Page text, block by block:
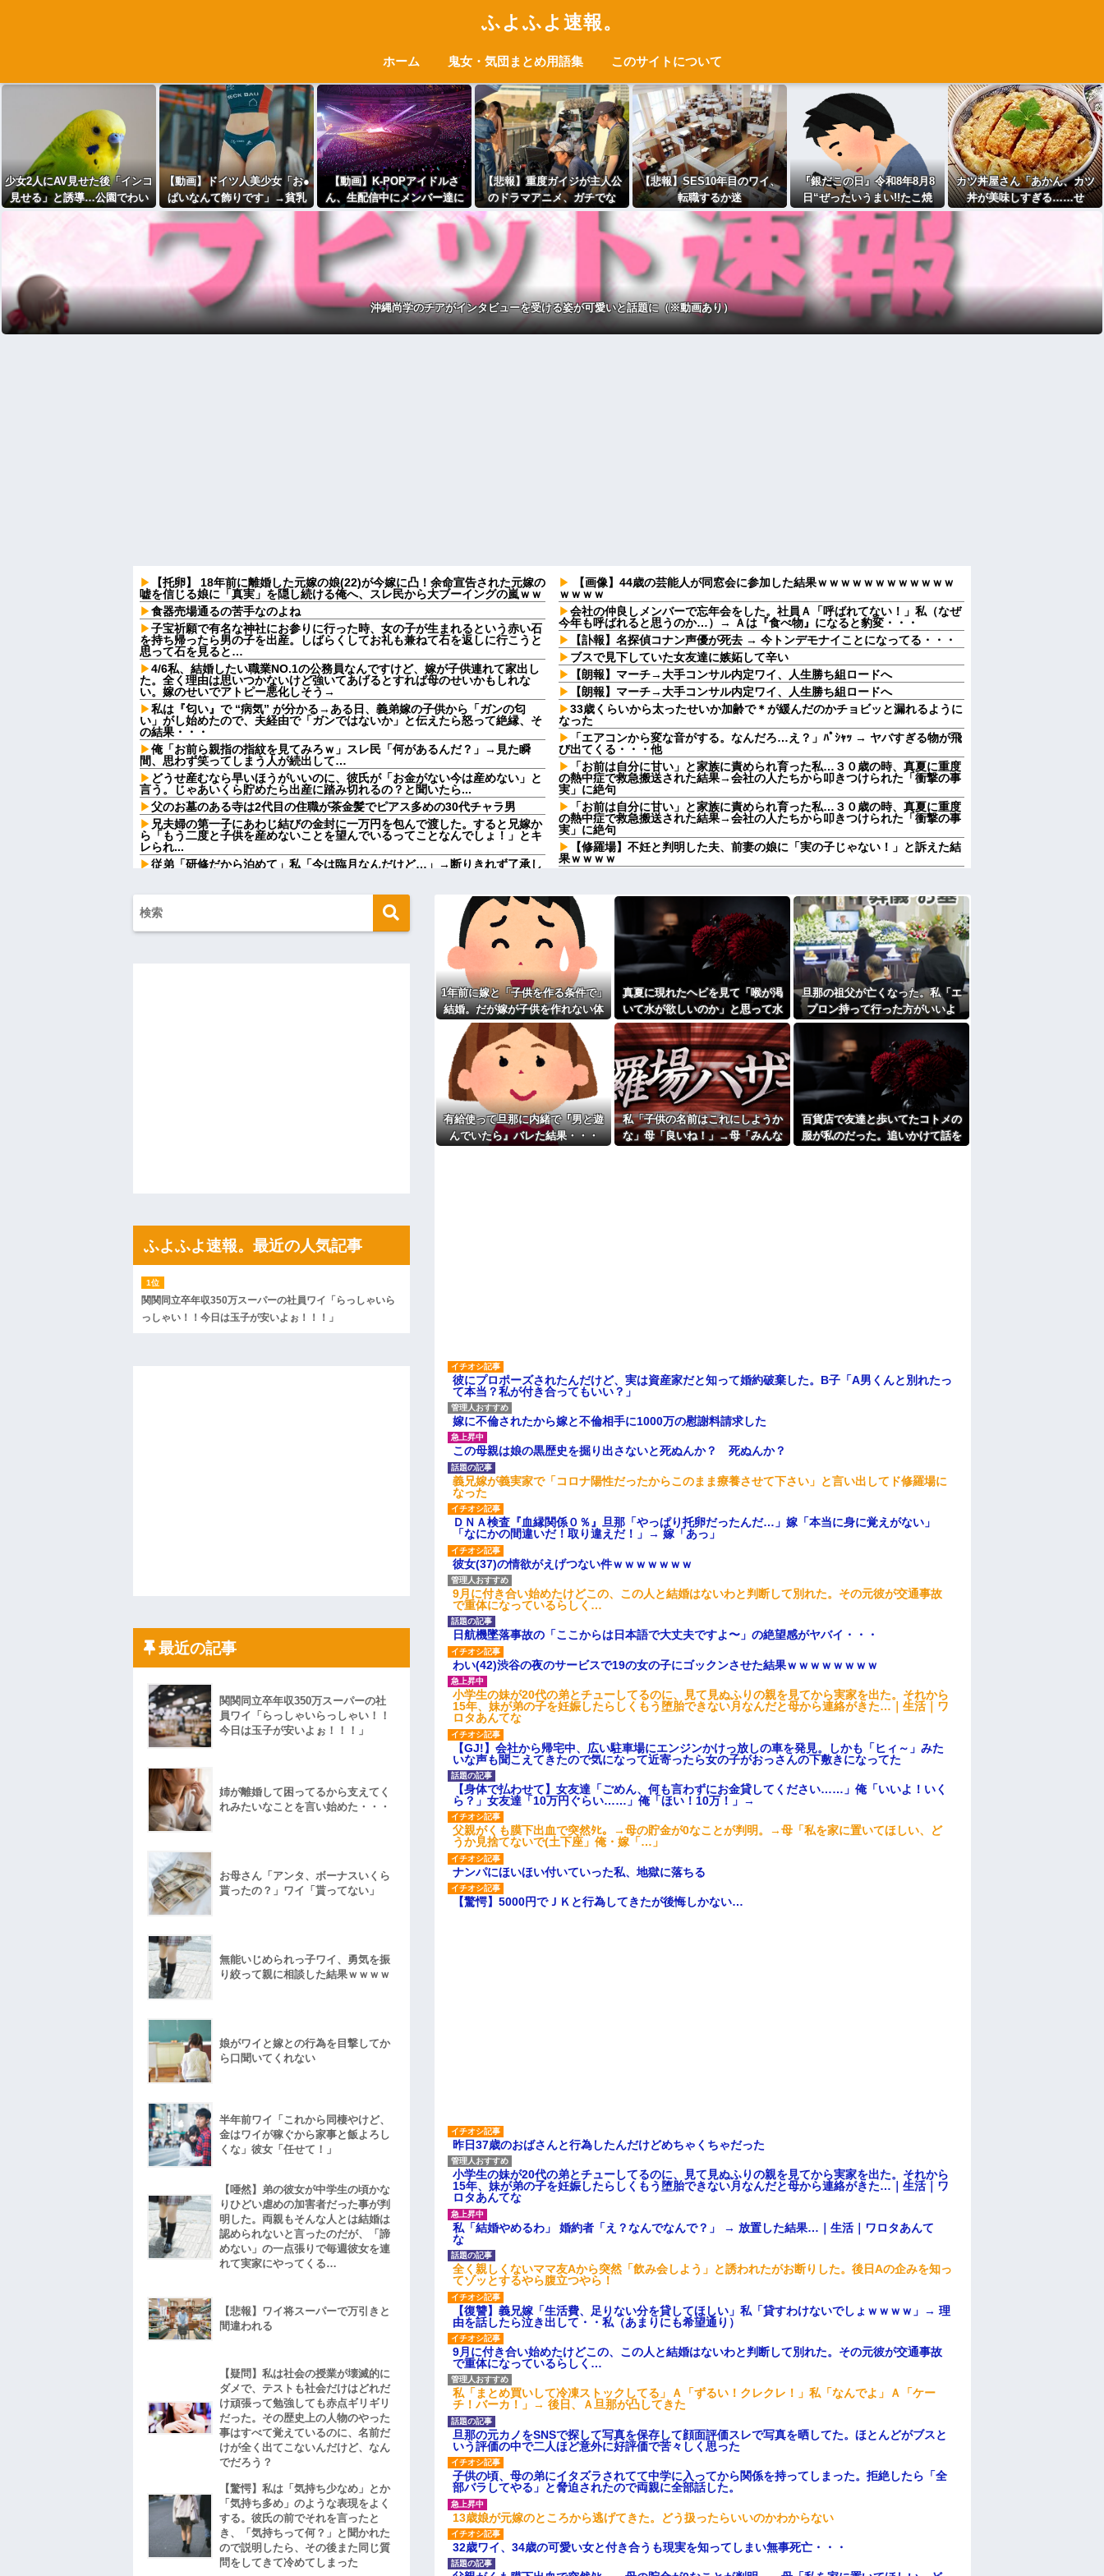
ふよふよ速報。
ホーム 鬼女・気団まとめ用語集 このサイトについて
少女2人にAV見せた後「インコ
見せる」と誘導…公園でわい
【動画】ドイツ人美少女「お●
ぱいなんて飾りです」→貧乳
でも次元が違うと話題に
【動画】K-POPアイドルさ
ん、生配信中にメンバー達に
チクビを弄られてしまう
【悲報】重度ガイジが主人公
のドラマアニメ、ガチでな
い・・・・・・・・・
【悲報】SES10年目のワイ、
転職するか迷
う・・・・・・・・・
『銀だこの日』令和8年8月8
日“ぜったいうまい!!たこ焼
を、1舟88円（税込）で販売へ
カツ丼屋さん「あかん、カツ
丼が美味しすぎる……せ
沖縄尚学のチアがインタビューを受ける姿が可愛いと話題に（※動画あり）
【托卵】 18年前に離婚した元嫁の娘(22)が今嫁に凸！余命宣告された元嫁の
嘘を信じる娘に「真実」を隠し続ける俺へ、スレ民から大ブーイングの嵐ｗｗ
食器売場通るの苦手なのよね
子宝祈願で有名な神社にお参りに行った時、女の子が生まれるという赤い石
を持ち帰ったら男の子を出産。しばらくしてお礼も兼ねて石を返しに行こうと
思って石を見ると…
4/6私、結婚したい職業NO.1の公務員なんですけど、嫁が子供連れて家出し
た。全く理由は思いつかないけど強いてあげるとすれば母のせいかもしれな
い。嫁のせいでアトピー悪化しそう→
私は『匂い』で “病気” が分かる→ある日、義弟嫁の子供から「ガンの匂
い」がし始めたので、夫経由で「ガンではないか」と伝えたら怒って絶縁、そ
の結果・・・
俺「お前ら親指の指紋を見てみろｗ」スレ民「何があるんだ？」→見た瞬
間、思わず笑ってしまう人が続出して…
どうせ産むなら早いほうがいいのに、彼氏が「お金がない今は産めない」と
言う。じゃあいくら貯めたら出産に踏み切れるの？と聞いたら...
父のお墓のある寺は2代目の住職が茶金髪でピアス多めの30代チャラ男
兄夫婦の第一子にあわじ結びの金封に一万円を包んで渡した。すると兄嫁か
ら「もう二度と子供を産めないことを望んでいるってことなんでしょ！」とキ
レられ...
従弟「研修だから泊めて」私「今は臨月なんだけど…」→断りきれず了承し
出張から帰ったら、嫁の顔が青ざめていた。俺「一体何があったんだ？」嫁
「…」→子供たちに話を聞くと…
賃貸物件を内覧中、ベランダに出たら突然ゾワッと両腕に鳥肌が出た。「や
っぱりこの部屋嫌だ」と思った瞬間、体が前にドンッと突き飛ばされて…
【驚愕】SNSで異性とやりとり《不倫》になる？→既婚男女の約7割がまさ
ダイアンのじゃない方がユースケさんになってしまっているという事実←こ
【衝撃】ジャンポケ斉藤の被害女性「バウムクーヘン売ったりTikTokライブ
【怒報】国税庁「あのさぁ！君らがちゃんと納税してくれないとこうなっち
母「おばあちゃんが従兄弟と結婚させようとしてる」私「ちょうどいい、そ
ハードオフに売っていた4万4000円のフィギュアがヤバすぎるｗｗｗｗｗｗ
私「ちょっと、人の家の金庫触らないでよ！」キチママ『そこに金庫があっ
んだ！降りてこいよ！」と怒鳴りだし...
【衝撃】報酬100万円超の治験募集がこちらｗｗｗｗｗ(※画像あり)
【愕然】白のクラウン俺氏、高速道路左車線を制限速度で走った結果
wwwwwwwwwwww
百年の恋12-899 食べた量を張り合ってくる
【画像】44歳の芸能人が同窓会に参加した結果ｗｗｗｗｗｗｗｗｗｗｗｗ
ｗｗｗｗ
会社の仲良しメンバーで忘年会をした。社員Ａ「呼ばれてない！」私（なぜ
今年も呼ばれると思うのか…）→ Ａは『食べ物』になると豹変・・・
【訃報】名探偵コナン声優が死去 → 今トンデモナイことになってる・・・
ブスで見下していた女友達に嫉妬して辛い
【朗報】マーチ→大手コンサル内定ワイ、人生勝ち組ロードへ
【朗報】マーチ→大手コンサル内定ワイ、人生勝ち組ロードへ
33歳くらいから太ったせいか加齢で＊が緩んだのかチョビッと漏れるように
なった
「エアコンから変な音がする。なんだろ…え？」ﾊﾟｼｬｯ → ヤバすぎる物が飛
び出てくる・・・他
「お前は自分に甘い」と家族に責められ育った私…３０歳の時、真夏に重度
の熱中症で救急搬送された結果→会社の人たちから叩きつけられた「衝撃の事
実」に絶句
「お前は自分に甘い」と家族に責められ育った私…３０歳の時、真夏に重度
の熱中症で救急搬送された結果→会社の人たちから叩きつけられた「衝撃の事
実」に絶句
【修羅場】不妊と判明した夫、前妻の娘に「実の子じゃない！」と訴えた結
果ｗｗｗｗ
【怒り】婚約者が直属の上司と浮気発覚！会社を辞めるハメになった件
www
33歳くらいから太ったせいか加齢で＊が緩んだのかチョビッと漏れるように
なった
相手がどんなパイプ持っているかも知れないのに…
宮崎駿「心の穴を埋めるために、交配を重ねた毛虫みたいな小さな犬を連れ
てる人、本当に醜い」←これどう思う？
【呆然】友人が褒められるとキレる国立大卒生活保護受給者友人。ちょっと
Bを褒めたらキレ散らかしてBの職場に電話したらしく…
高校３年生の女です。家が嫌いすぎて家を出て現在養護施設で暮らしていま
す
旦那の祖父が亡くなった。私「エプロン持って行った方がいいよね」旦那
「余計な出費すんな。そんなもん買うなら今後一切金を出さねぇぞ」私「え
っ…」
主な税金の成り立ちを調べてみたよ
1年前に嫁と「子供を作る条件で」
結婚。だが嫁が子供を作れない体
だと知ったので離婚へ。
真夏に現れたヘビを見て「喉が渇
いて水が欲しいのか」と思って水
を注いだ。ヘビは夢中で飲んで姿
を消し…
旦那の祖父が亡くなった。私「エ
プロン持って行った方がいいよ
ね」旦那「余計な出費すんな。そ
んなもん買うなら今後一切金を出
さねぇぞ」私「えっ…」
有給使って旦那に内緒で『男と遊
んでいたら』バレた結果・・・
私「子供の名前はこれにしようか
な」母「良いね！」→母「みんな
百貨店で友達と歩いてたコトメの
服が私のだった。追いかけて話を
彼にプロポーズされたんだけど、実は資産家だと知って婚約破棄した。B子「A男くんと別れたっ
て本当？私が付き合ってもいい？」
嫁に不倫されたから嫁と不倫相手に1000万の慰謝料請求した
この母親は娘の黒歴史を掘り出さないと死ぬんか？ 死ぬんか？
義兄嫁が義実家で「コロナ陽性だったからこのまま療養させて下さい」と言い出してド修羅場に
なった
ＤＮＡ検査『血縁関係０％』旦那「やっぱり托卵だったんだ…」嫁「本当に身に覚えがない」
「なにかの間違いだ！取り違えだ！」→ 嫁「あっ」
彼女(37)の情欲がえげつない件ｗｗｗｗｗｗｗ
9月に付き合い始めたけどこの、この人と結婚はないわと判断して別れた。その元彼が交通事故
で重体になっているらしく…
日航機墜落事故の「ここからは日本語で大丈夫ですよ〜」の絶望感がヤバイ・・・
わい(42)渋谷の夜のサービスで19の女の子にゴックンさせた結果ｗｗｗｗｗｗｗｗ
小学生の妹が20代の弟とチューしてるのに、見て見ぬふりの親を見てから実家を出た。それから
15年、妹が弟の子を妊娠したらしくもう堕胎できない月なんだと母から連絡がきた…｜生活｜ワ
ロタあんてな
【GJ!】会社から帰宅中、広い駐車場にエンジンかけっ放しの車を発見。しかも「ヒィ～」みた
いな声も聞こえてきたので気になって近寄ったら女の子がおっさんの下敷きになってた
【身体で払わせて】女友達「ごめん、何も言わずにお金貸してください……」俺「いいよ！いく
ら？」女友達「10万円ぐらい……」俺「ほい！10万！」→
父親がくも膜下出血で突然ﾀﾋ。→母の貯金が0なことが判明。→母「私を家に置いてほしい、ど
うか見捨てないで(土下座」俺・嫁「…」
ナンパにほいほい付いていった私、地獄に落ちる
【驚愕】5000円でＪＫと行為してきたが後悔しかない…
昨日37歳のおばさんと行為したんだけどめちゃくちゃだった
小学生の妹が20代の弟とチューしてるのに、見て見ぬふりの親を見てから実家を出た。それから
15年、妹が弟の子を妊娠したらしくもう堕胎できない月なんだと母から連絡がきた…｜生活｜ワ
ロタあんてな
私「結婚やめるわ」 婚約者「え？なんでなんで？」 → 放置した結果…｜生活｜ワロタあんて
な
全く親しくないママ友Aから突然「飲み会しよう」と誘われたがお断りした。後日Aの企みを知っ
てゾッとするやら腹立つやら！
【復讐】義兄嫁「生活費、足りない分を貸してほしい」私「貸すわけないでしょｗｗｗｗ」→ 理
由を話したら泣き出して・・私（あまりにも希望通り）
9月に付き合い始めたけどこの、この人と結婚はないわと判断して別れた。その元彼が交通事故
で重体になっているらしく…
私「まとめ買いして冷凍ストックしてる」Ａ「ずるい！クレクレ！」私「なんでよ」Ａ「ケー
チ！バーカ！」→ 後日、Ａ旦那が凸してきた
旦那の元カノをSNSで探して写真を保存して顔面評価スレで写真を晒してた。ほとんどがブスと
いう評価の中で二人ほど意外に好評価で苦々しく思った
子供の頃、母の弟にイタズラされてて中学に入ってから関係を持ってしまった。拒絶したら「全
部バラしてやる」と脅迫されたので両親に全部話した。
13歳娘が元嫁のところから逃げてきた。どう扱ったらいいのかわからない
32歳ワイ、34歳の可愛い女と付き合うも現実を知ってしまい無事死亡・・・
ふよふよ速報。最近の人気記事
関関同立卒年収350万スーパーの社員ワイ「らっしゃいら
っしゃい！！今日は玉子が安いよぉ！！！」
最近の記事
関関同立卒年収350万スーパーの社
員ワイ「らっしゃいらっしゃい！！
今日は玉子が安いよぉ！！！」
姉が離婚して困ってるから支えてく
れみたいなことを言い始めた・・・
お母さん「アンタ、ボーナスいくら
貰ったの？」ワイ「貰ってない」
無能いじめられっ子ワイ、勇気を振
り絞って親に相談した結果ｗｗｗｗ
娘がワイと嫁との行為を目撃してか
ら口聞いてくれない
半年前ワイ「これから同棲やけど、
金はワイが稼ぐから家事と飯よろし
くな」彼女「任せて！」
【唖然】弟の彼女が中学生の頃かな
りひどい虐めの加害者だった事が判
明した。両親もそんな人とは結婚は
認められないと言ったのだが、「諦
めない」の一点張りで毎週彼女を連
れて実家にやってくる…
【悲報】ワイ将スーパーで万引きと
間違われる
【疑問】私は社会の授業が壊滅的に
ダメで、テストも社会だけはどれだ
け頑張って勉強しても赤点ギリギリ
だった。その歴史上の人物のやった
事はすべて覚えているのに、名前だ
けが全く出てこないんだけど、なん
でだろう？
【驚愕】私は「気持ち少なめ」とか
「気持ち多め」のような表現をよく
する。彼氏の前でそれを言ったと
き、「気持ちって何？」と聞かれた
ので説明したら、その後また同じ質
問をしてきて冷めてしまった